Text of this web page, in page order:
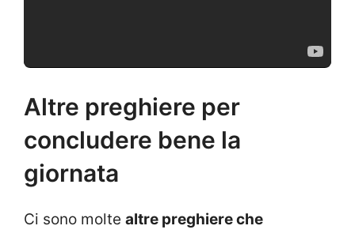
Altre preghiere per
concludere bene la
giornata
Ci sono molte altre preghiere che